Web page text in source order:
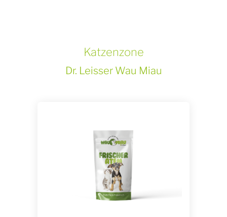
Katzenzone
Dr. Leisser Wau Miau